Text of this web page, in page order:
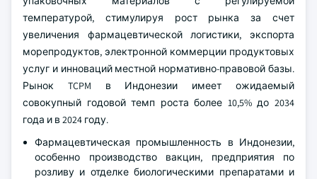
температурой, стимулируя рост рынка за счет
увеличения фармацевтической логистики, экспорта
морепродуктов, электронной коммерции продуктовых
услуг и инноваций местной нормативно-правовой базы.
Рынок TCPM в Индонезии имеет ожидаемый
совокупный годовой темп роста более 10,5% до 2034
года и в 2024 году.
Фармацевтическая промышленность в Индонезии,
особенно производство вакцин, предприятия по
розливу и отделке биологическими препаратами и